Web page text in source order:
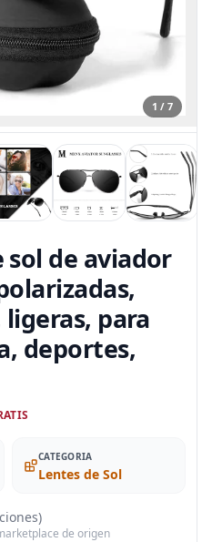
1 / 7
sol de aviador
para
deportes,
CATEGORIA
Lentes de Sol
de origen